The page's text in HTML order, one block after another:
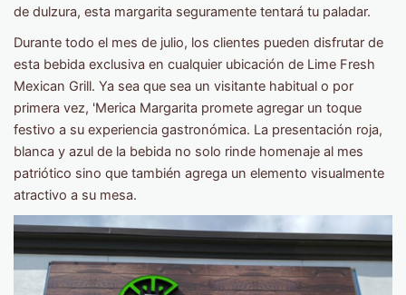
de dulzura, esta margarita seguramente tentará tu paladar.
Durante todo el mes de julio, los clientes pueden disfrutar de
esta bebida exclusiva en cualquier ubicación de Lime Fresh
Mexican Grill. Ya sea que sea un visitante habitual o por
primera vez, 'Merica Margarita promete agregar un toque
festivo a su experiencia gastronómica. La presentación roja,
blanca y azul de la bebida no solo rinde homenaje al mes
patriótico sino que también agrega un elemento visualmente
atractivo a su mesa.